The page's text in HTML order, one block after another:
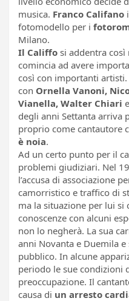
musica. Franco Califano
fotomodello per i
Milano.
Il Califfo si addentra
comincia ad avere
così con importanti
con Ornella Vanoni,
Vianella, Walter Chiari
degli anni Settanta arriva
proprio come cantautore
è noia.
Ad un certo punto per il
problemi giudiziari. Nel
l’accusa di associazione
camorristico e traffico di
ma la situazione per lui si
conoscenze con alcuni
non lo negherà. La sua
anni Novanta e Duemila
pubblico. In alcune
periodo le sue condizioni
preoccupazione. Il
causa di un arresto